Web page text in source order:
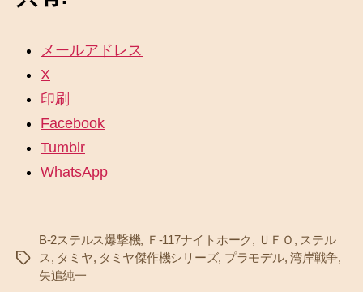
メールアドレス
X
印刷
Facebook
Tumblr
WhatsApp
タ
B-2ステルス爆撃機, Ｆ-117ナイトホーク, ＵＦＯ , ステル
ス, タミヤ, タミヤ傑作機シリーズ, プラモデル,湾岸戦争,
矢追純一